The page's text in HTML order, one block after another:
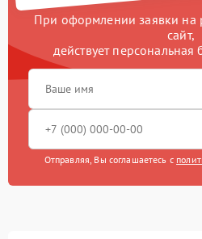
При оформлении заявки на
сайт,
действует персональная
Отправляя, Вы соглашаетесь с